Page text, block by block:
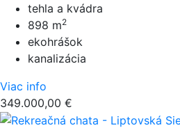
tehla a kvádra
898 m2
ekohrášok
kanalizácia
Viac info
349.000,00 €